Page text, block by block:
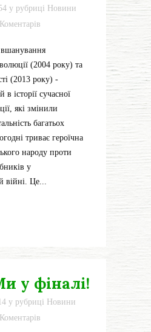
у рубриці Новини
(2004 року) та
(2013 року) -
історії сучасної
які змінили
багатьох
триває героїчна
народу проти
у
війні. Це...
у фіналі!
у рубриці Новини